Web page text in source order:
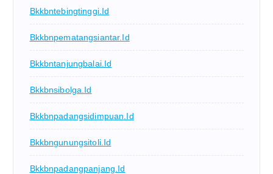
Bkkbntebingtinggi.id
Bkkbnpematangsiantar.id
Bkkbntanjungbalai.id
Bkkbnsibolga.id
Bkkbnpadangsidimpuan.id
Bkkbngunungsitoli.id
Bkkbnpadangpanjang.id